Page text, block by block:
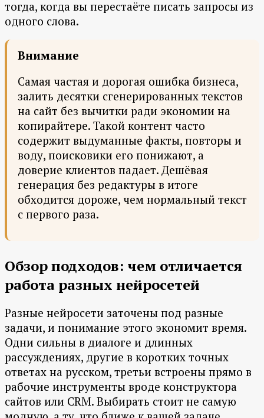
тогда, когда вы перестаёте писать запросы из
одного слова.
Внимание
Самая частая и дорогая ошибка бизнеса,
залить десятки сгенерированных текстов
на сайт без вычитки ради экономии на
копирайтере. Такой контент часто
содержит выдуманные факты, повторы и
воду, поисковики его понижают, а
доверие клиентов падает. Дешёвая
генерация без редактуры в итоге
обходится дороже, чем нормальный текст
с первого раза.
Обзор подходов: чем отличается
работа разных нейросетей
Разные нейросети заточены под разные
задачи, и понимание этого экономит время.
Одни сильны в диалоге и длинных
рассуждениях, другие в коротких точных
ответах на русском, третьи встроены прямо в
рабочие инструменты вроде конструктора
сайтов или CRM. Выбирать стоит не самую